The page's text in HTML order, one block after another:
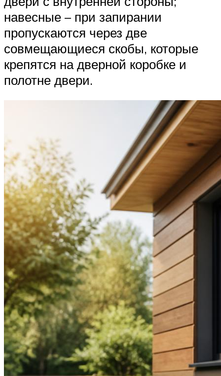
навесные – при запирании
пропускаются через две
совмещающиеся скобы, которые
крепятся на дверной коробке и
полотне двери.